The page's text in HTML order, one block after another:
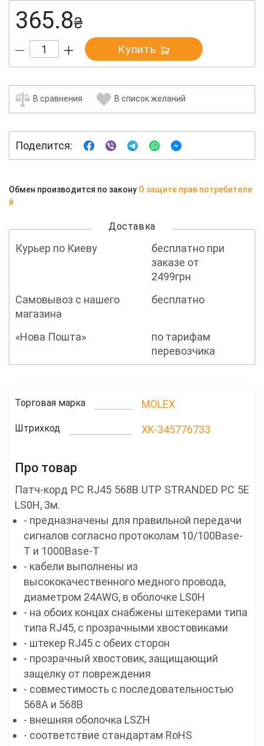
365.8₴
Купить
В сравнения В список желаний
Поделится:
Обмен производится по закону О защите прав потребителе
й
Доставка
Курьер по Киеву
бесплатно при
заказе от
2499грн
Самовывоз с нашего
магазина
бесплатно
«Нова Пошта»
по тарифам
перевозчика
Торговая марка MOLEX
Штрихкод XK-345776733
Про товар
Патч-корд PC RJ45 568B UTP STRANDED PC 5E
LS0H, 3м.
- предназначены для правильной передачи
сигналов согласно протоколам 10/100Base-
T и 1000Base-T
- кабели выполнены из
высококачественного медного провода,
диаметром 24AWG, в оболочке LS0H
- на обоих концах снабжены штекерами типа
типа RJ45, с прозрачными хвостовиками
- штекер RJ45 с обеих сторон
- прозрачный хвостовик, защищающий
защелку от повреждения
- совместимость с последовательностью
568А и 568B
- внешняя оболочка LSZH
- соответствие стандартам RoHS